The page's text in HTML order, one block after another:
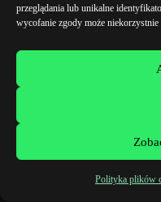
przeglądania lub unikalne
wycofanie zgody może
Polityka plików
Jak
klientów?
który
konwersje